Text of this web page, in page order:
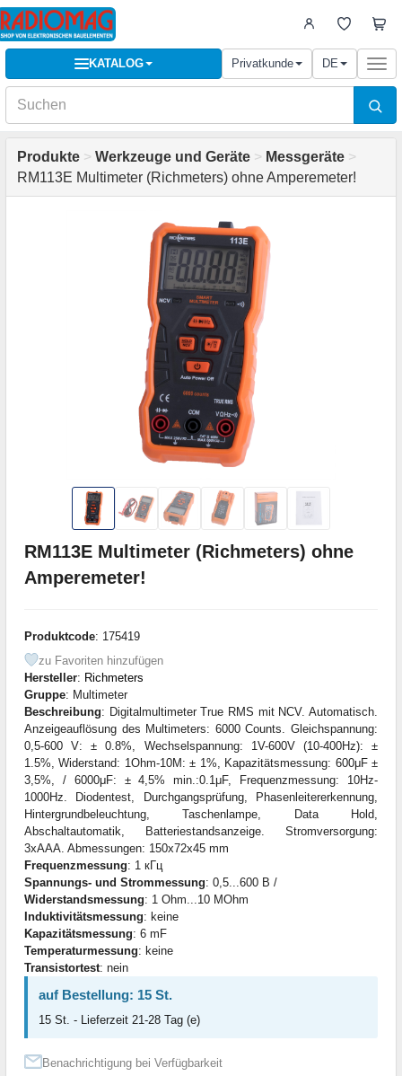
KATALOG Privatkunde DE
Produkte > Werkzeuge und Geräte > Messgeräte >
RM113E Multimeter (Richmeters) ohne Amperemeter!
RM113E Multimeter (Richmeters) ohne
Amperemeter!
Produktcode: 175419
zu Favoriten hinzufügen
Hersteller: Richmeters
Gruppe: Multimeter
Beschreibung: Digitalmultimeter True RMS mit NCV. Automatisch.
Anzeigeauflösung des Multimeters: 6000 Counts. Gleichspannung:
0,5-600 V: ± 0.8%, Wechselspannung: 1V-600V (10-400Hz): ±
1.5%, Widerstand: 1Ohm-10M: ± 1%, Kapazitätsmessung: 600μF ±
3,5%, / 6000μF: ± 4,5% min.:0.1μF, Frequenzmessung: 10Hz-
1000Hz. Diodentest, Durchgangsprüfung, Phasenleitererkennung,
Hintergrundbeleuchtung, Taschenlampe, Data Hold,
Abschaltautomatik, Batteriestandsanzeige. Stromversorgung:
3xAAA. Abmessungen: 150x72x45 mm
Frequenzmessung: 1 кГц
Spannungs- und Strommessung: 0,5...600 В /
Widerstandsmessung: 1 Ohm...10 MOhm
Induktivitätsmessung: keine
Kapazitätsmessung: 6 mF
Temperaturmessung: keine
Transistortest: nein
auf Bestellung: 15 St.
15 St. - Lieferzeit 21-28 Tag (e)
Benachrichtigung bei Verfügbarkeit